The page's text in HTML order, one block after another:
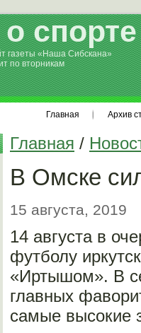
о спорте
газеты «Наша Сибскана»
по вторникам
Главная Архив
Главная /
В Омске
15 августа, 2019
14 августа в
футболу
«Иртышом». В
главных
самые высокие